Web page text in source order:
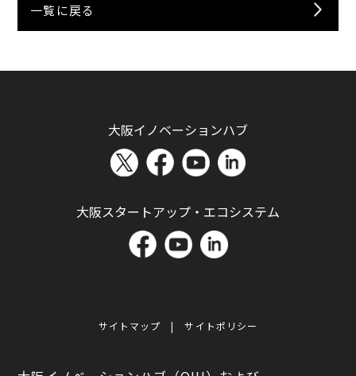
一覧に戻る
大阪イノベーションハブ
大阪スタートアップ・エコシステム
サイトマップ サイトポリシー